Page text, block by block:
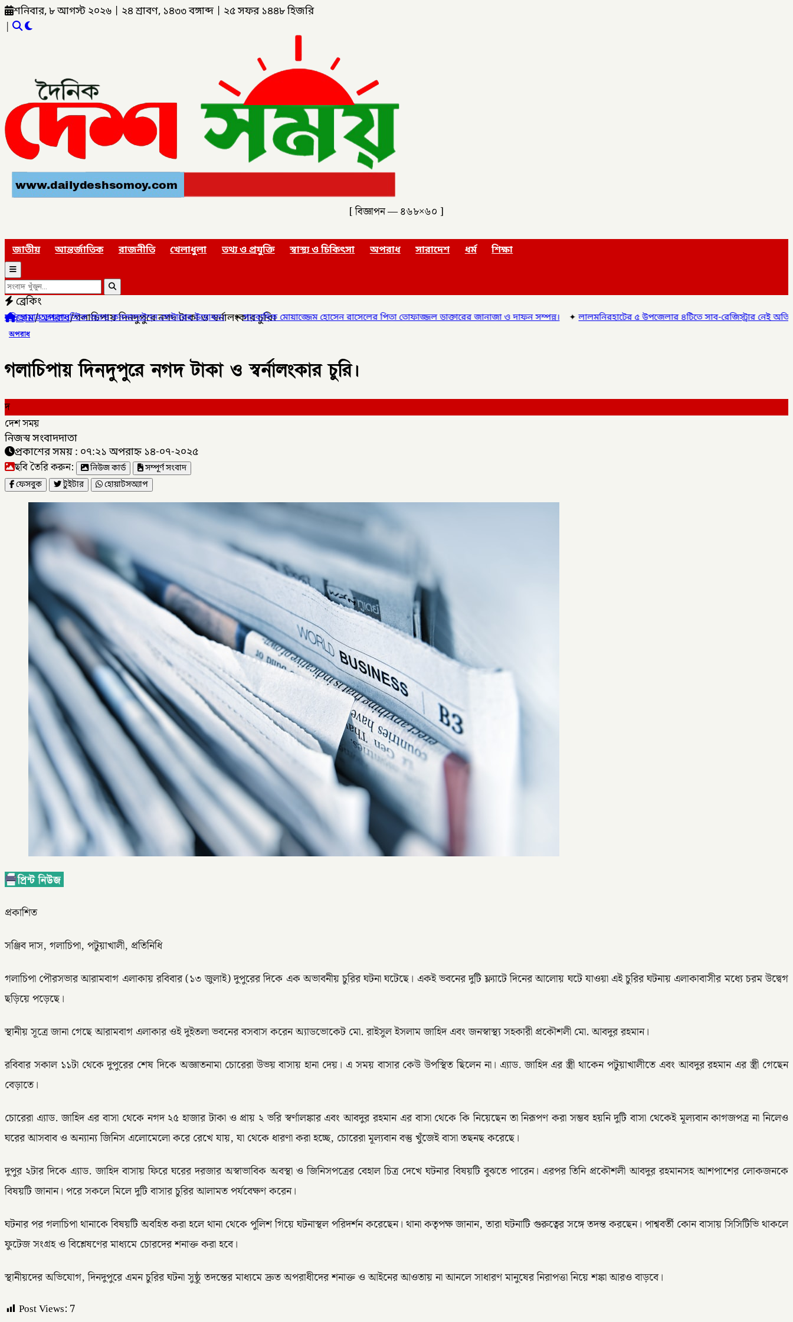
শনিবার, ৮ আগস্ট ২০২৬ ২৪ শ্রাবণ, ১৪৩৩ বঙ্গাব্দ ২৫ সফর ১৪৪৮ হিজরি
|
[ বিজ্ঞাপন — ৪৬৮×৬০ ]
জাতীয় আন্তর্জাতিক রাজনীতি খেলাধুলা তথ্য ও প্রযুক্তি স্বাস্থ্য ও চিকিৎসা অপরাধ সারাদেশ ধর্ম শিক্ষা
ব্রেকিং
কনসালটেশন সেন্টারের উদ্বোধন।✦সাংবাদিক মোয়াজ্জেম হোসেন রাসেলের পিতা তোফাজ্জল ডাক্তারের জানাজা ও দাফন সম্পন্ন।✦লালমনিরহাটের ৫ উপজেলার ৪টিতে সাব-রেজিস্ট্রার নেই অতিরিক্ত দায়িত্বে চলছে অফিস,
হোম/অপরাধ/গলাচিপায় দিনদুপুরে নগদ টাকা ও স্বর্নালংকার চুরি।
অপরাধ
গলাচিপায় দিনদুপুরে নগদ টাকা ও স্বর্নালংকার চুরি।
দ
দেশ সময়
নিজস্ব সংবাদদাতা
প্রকাশের সময় : ০৭:২১ অপরাহ্ন ১৪-০৭-২০২৫
ছবি তৈরি করুন: নিউজ কার্ড
সম্পূর্ণ সংবাদ
ফেসবুক
টুইটার হোয়াটসঅ্যাপ
প্রকাশিত
সঞ্জিব দাস, গলাচিপা, পটুয়াখালী, প্রতিনিধি
গলাচিপা পৌরসভার আরামবাগ এলাকায় রবিবার (১৩ জুলাই) দুপুরের দিকে এক অভাবনীয় চুরির ঘটনা ঘটেছে। একই ভবনের দুটি ফ্ল্যাটে দিনের আলোয় ঘটে যাওয়া এই চুরির ঘটনায় এলাকাবাসীর মধ্যে চরম উদ্বেগ
ছড়িয়ে পড়েছে।
স্থানীয় সূত্রে জানা গেছে আরামবাগ এলাকার ওই দুইতলা ভবনের বসবাস করেন অ্যাডভোকেট মো. রাইসুল ইসলাম জাহিদ এবং জনস্বাস্থ্য সহকারী প্রকৌশলী মো. আবদুর রহমান।
রবিবার সকাল ১১টা থেকে দুপুরের শেষ দিকে অজ্ঞাতনামা চোরেরা উভয় বাসায় হানা দেয়। এ সময় বাসার কেউ উপস্থিত ছিলেন না। এ্যাড. জাহিদ এর স্ত্রী থাকেন পটুয়াখালীতে এবং আবদুর রহমান এর স্ত্রী গেছেন
বেড়াতে।
চোরেরা এ্যাড. জাহিদ এর বাসা থেকে নগদ ২৫ হাজার টাকা ও প্রায় ২ ভরি স্বর্ণালঙ্কার এবং আবদুর রহমান এর বাসা থেকে কি নিয়েছেন তা নিরূপণ করা সম্ভব হয়নি দুটি বাসা থেকেই মূল্যবান কাগজপত্র না নিলেও
ঘরের আসবাব ও অন্যান্য জিনিস এলোমেলো করে রেখে যায়, যা থেকে ধারণা করা হচ্ছে, চোরেরা মূল্যবান বস্তু খুঁজেই বাসা তছনছ করেছে।
দুপুর ২টার দিকে এ্যাড. জাহিদ বাসায় ফিরে ঘরের দরজার অস্বাভাবিক অবস্থা ও জিনিসপত্রের বেহাল চিত্র দেখে ঘটনার বিষয়টি বুঝতে পারেন। এরপর তিনি প্রকৌশলী আবদুর রহমানসহ আশপাশের লোকজনকে
বিষয়টি জানান। পরে সকলে মিলে দুটি বাসার চুরির আলামত পর্যবেক্ষণ করেন।
ঘটনার পর গলাচিপা থানাকে বিষয়টি অবহিত করা হলে থানা থেকে পুলিশ গিয়ে ঘটনাস্থল পরিদর্শন করেছেন। থানা কতৃপক্ষ জানান, তারা ঘটনাটি গুরুত্বের সঙ্গে তদন্ত করছেন। পাশ্ববর্তী কোন বাসায় সিসিটিভি থাকলে
ফুটেজ সংগ্রহ ও বিশ্লেষণের মাধ্যমে চোরদের শনাক্ত করা হবে।
স্থানীয়দের অভিযোগ, দিনদুপুরে এমন চুরির ঘটনা সুষ্ঠু তদন্তের মাধ্যমে দ্রুত অপরাধীদের শনাক্ত ও আইনের আওতায় না আনলে সাধারণ মানুষের নিরাপত্তা নিয়ে শঙ্কা আরও বাড়বে।
Post Views: 7